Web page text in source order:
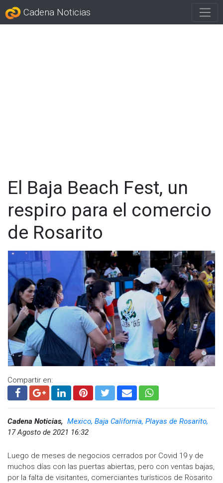
Cadena Noticias
El Baja Beach Fest, un
respiro para el comercio
de Rosarito
Compartir en:
Cadena Noticias, Mexico, Baja California, Playas de Rosarito,
17 Agosto de 2021 16:32
Luego de meses de negocios cerrados por Covid 19 y de
muchos días con las puertas abiertas, pero con ventas bajas,
por la falta de visitantes, comerciantes turísticos de Rosarito